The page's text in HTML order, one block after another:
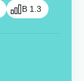
B 1.3